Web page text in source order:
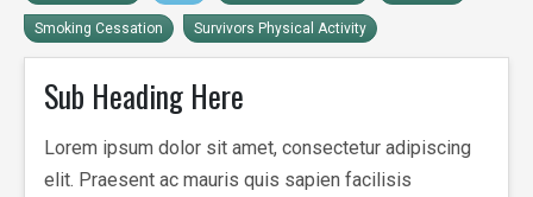
Smoking Cessation Survivors Physical Activity
Sub Heading Here
Lorem ipsum dolor sit amet, consectetur adipiscing
elit. Praesent ac mauris quis sapien facilisis